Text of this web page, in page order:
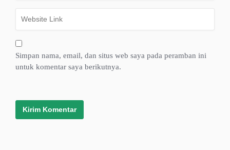
Simpan nama, email, dan situs web saya pada peramban ini
untuk komentar saya berikutnya.